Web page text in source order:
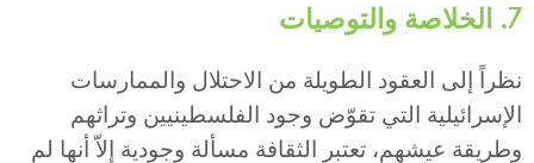
7. الخلاصة والتوصيات
نظراً إلى العقود الطويلة من الاحتلال والممارسات
الإسرائيلية التي تقوّض وجود الفلسطينيين وتراثهم
وطريقة عيشهم، تعتبر الثقافة مسألة وجودية إلاّ أنها لم